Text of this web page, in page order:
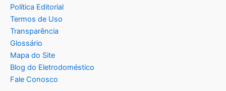
Política Editorial
Termos de Uso
Transparência
Glossário
Mapa do Site
Blog do Eletrodoméstico
Fale Conosco